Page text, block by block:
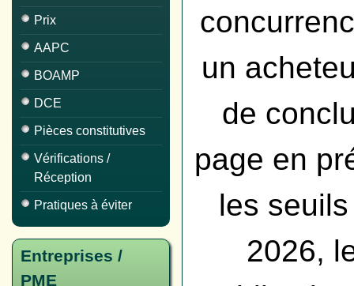
Prix
AAPC
BOAMP
DCE
Pièces constitutives
Vérifications /
Réception
Pratiques à éviter
Entreprises /
PME
un
de
page en
les
2026,